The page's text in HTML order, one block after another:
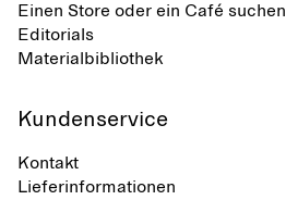
Einen Store oder ein Café suchen
Editorials
Materialbibliothek
Kundenservice
Kontakt
Lieferinformationen